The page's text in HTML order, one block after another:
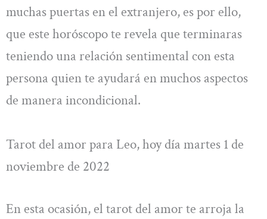
muchas puertas en el extranjero, es por ello,
que este horóscopo te revela que terminaras
teniendo una relación sentimental con esta
persona quien te ayudará en muchos aspectos
de manera incondicional.
Tarot del amor para Leo, hoy día martes 1 de
noviembre de 2022
En esta ocasión, el tarot del amor te arroja la